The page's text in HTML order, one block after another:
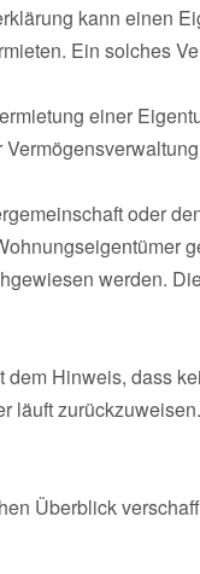
kann einen
Ein solches
einer
oder
werden.
Hinweis, dass
läuft zurückzuweisen.
Überblick